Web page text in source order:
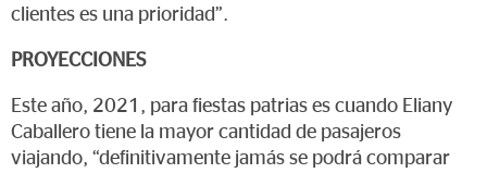
clientes es una prioridad”.
PROYECCIONES
Este año, 2021, para fiestas patrias es cuando Eliany
Caballero tiene la mayor cantidad de pasajeros
viajando, “definitivamente jamás se podrá comparar